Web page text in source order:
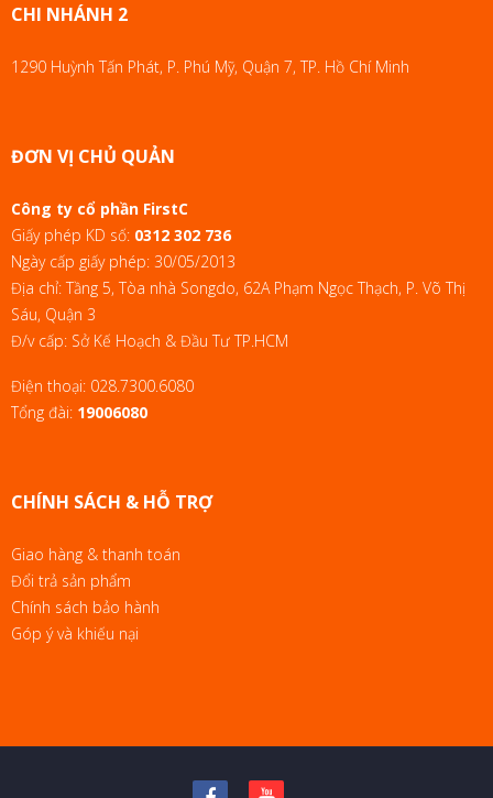
CHI NHÁNH 2
1290 Huỳnh Tấn Phát, P. Phú Mỹ, Quận 7, TP. Hồ Chí Minh
ĐƠN VỊ CHỦ QUẢN
Công ty cổ phần FirstC
Giấy phép KD số: 0312 302 736
Ngày cấp giấy phép: 30/05/2013
Địa chỉ: Tầng 5, Tòa nhà Songdo, 62A Phạm Ngọc Thạch, P. Võ Thị
Sáu, Quận 3
Đ/v cấp: Sở Kế Hoạch & Đầu Tư TP.HCM
Điện thoại: 028.7300.6080
Tổng đài: 19006080
CHÍNH SÁCH & HỖ TRỢ
Giao hàng & thanh toán
Đổi trả sản phẩm
Chính sách bảo hành
Góp ý và khiếu nại